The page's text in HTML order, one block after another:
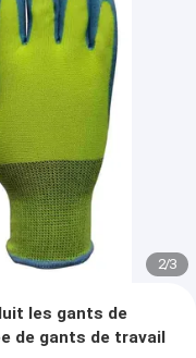
2/3
les gants de
de gants de travail